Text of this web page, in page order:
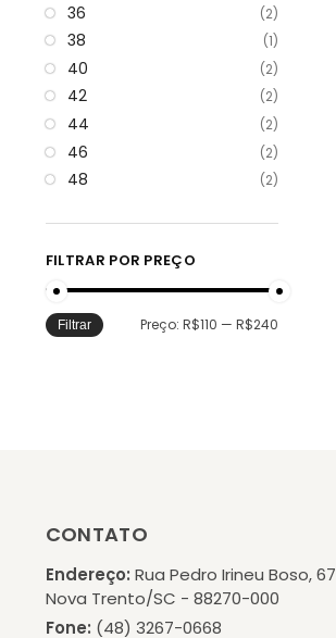
36 (2)
38 (1)
40 (2)
42 (2)
44 (2)
46 (2)
48 (2)
FILTRAR POR PREÇO
Filtrar Preço:R$110 —R$240
CONTATO
Endereço: Rua Pedro Irineu Boso, 67
Nova Trento/SC - 88270-000
Fone: (48) 3267-0668